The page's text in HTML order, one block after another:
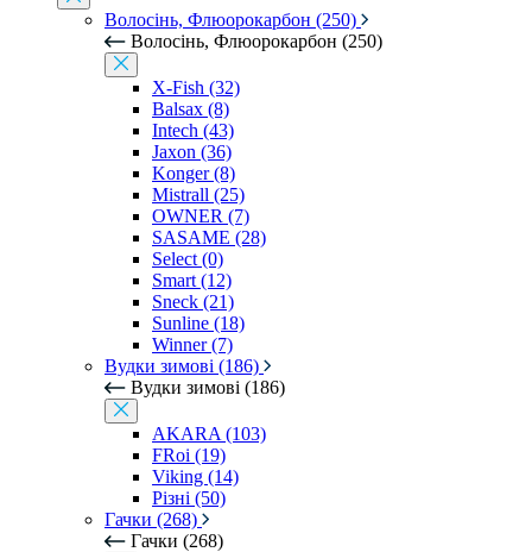
Волосінь, Флюорокарбон (250)
Волосінь, Флюорокарбон (250)
X-Fish (32)
Balsax (8)
Intech (43)
Jaxon (36)
Konger (8)
Mistrall (25)
OWNER (7)
SASAME (28)
Select (0)
Smart (12)
Sneck (21)
Sunline (18)
Winner (7)
Вудки зимові (186)
Вудки зимові (186)
AKARA (103)
FRoi (19)
Viking (14)
Різні (50)
Гачки (268)
Гачки (268)